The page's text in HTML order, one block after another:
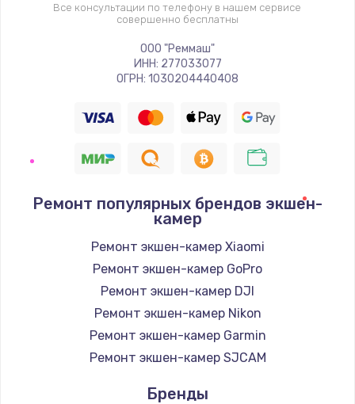
2885 руб.
Заказать
Замена контроллера питания
Заказать
Замена тачпада
Заказать
Замена корпуса
1045 руб.
Замена материнской платы
1890 руб.
Заказать
Все консультации по телефону в нашем сервисе
совершенно бесплатны
ООО "Реммаш"
ИНН: 277033077
ОГРН: 1030204440408
Ремонт популярных брендов экшен-
камер
Ремонт экшен-камер Xiaomi
Ремонт экшен-камер GoPro
Ремонт экшен-камер DJI
Ремонт экшен-камер Nikon
Ремонт экшен-камер Garmin
Ремонт экшен-камер SJCAM
Бренды